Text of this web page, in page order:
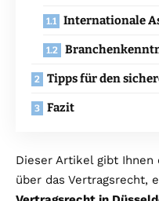
Internationale
Tipps für den
Fazit
Dieser Artikel gibt
über das Vertragsrecht,